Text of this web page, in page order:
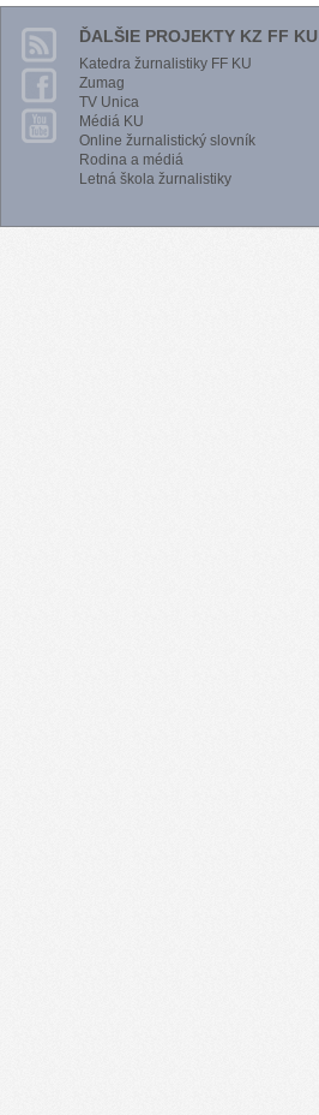
ĎALŠIE PROJEKTY KZ FF KU
Katedra žurnalistiky FF KU
Zumag
TV Unica
Médiá KU
Online žurnalistický slovník
Rodina a médiá
Letná škola žurnalistiky